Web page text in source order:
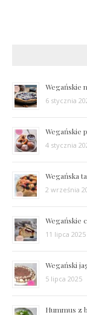
Wegańskie
6 stycznia
Wegańskie
4 stycznia
Wegańska
2 września
Wegańskie
11 lipca 2025
Wegański
5 lipca 2025
Hummus z